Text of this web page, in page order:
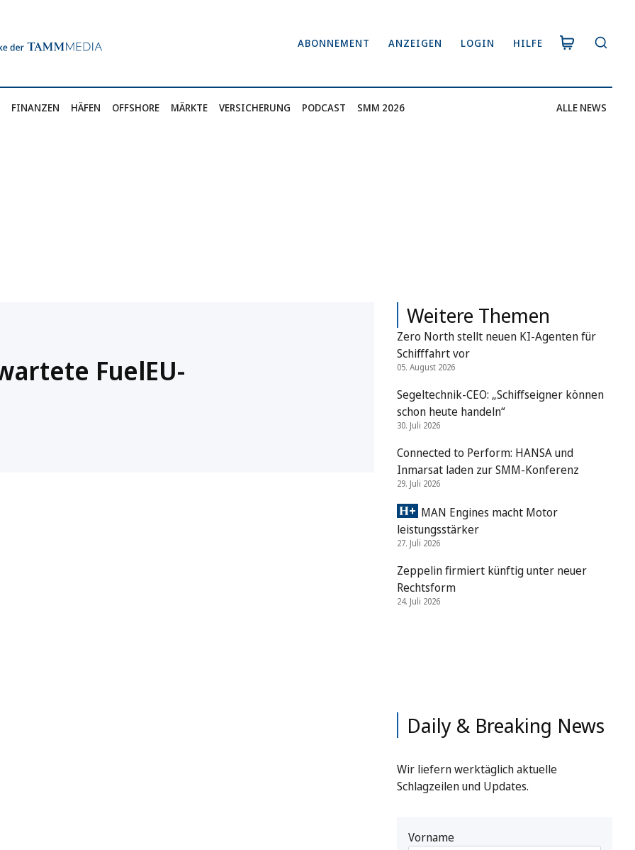
ABONNEMENT ANZEIGEN LOGIN HILFE
FINANZEN HÄFEN OFFSHORE MÄRKTE VERSICHERUNG PODCAST SMM 2026 ALLE NEWS
FuelEU-
Weitere Themen
Zero North stellt neuen KI-Agenten für
Schifffahrt vor
05. August 2026
Segeltechnik-CEO: „Schiffseigner können
schon heute handeln“
30. Juli 2026
Connected to Perform: HANSA und
Inmarsat laden zur SMM-Konferenz
29. Juli 2026
MAN Engines macht Motor
leistungsstärker
27. Juli 2026
Zeppelin firmiert künftig unter neuer
Rechtsform
24. Juli 2026
Daily & Breaking News
Wir liefern werktäglich aktuelle
Schlagzeilen und Updates.
Vorname